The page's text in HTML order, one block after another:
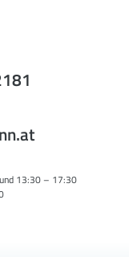
13:30 – 17:30